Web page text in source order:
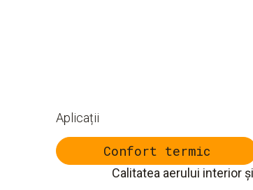
Aplicații
Confort termic
Calitatea aerului interior